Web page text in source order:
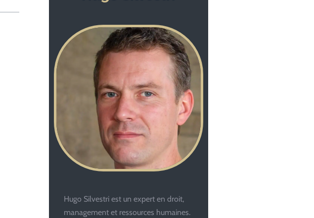
Hugo Silvestri est un expert en droit,
management et ressources humaines.